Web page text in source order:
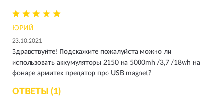
ЮРИЙ
23.10.2021
Здравствуйте! Подскажите пожалуйста можно ли
использовать аккумуляторы 2150 на 5000mh /3,7 /18wh на
фонаре армитек предатор про USB magnet?
ОТВЕТЫ (1)